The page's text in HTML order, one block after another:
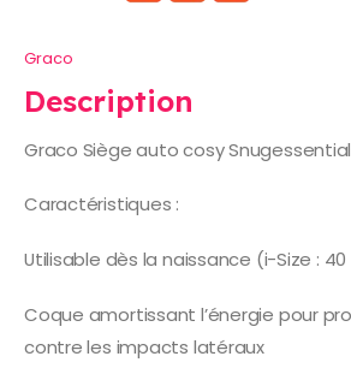
Graco
Description
Graco Siège auto cosy
Caractéristiques :
Utilisable dès la naissance (i-Size :
Coque amortissant l’énergie pour
contre les impacts latéraux